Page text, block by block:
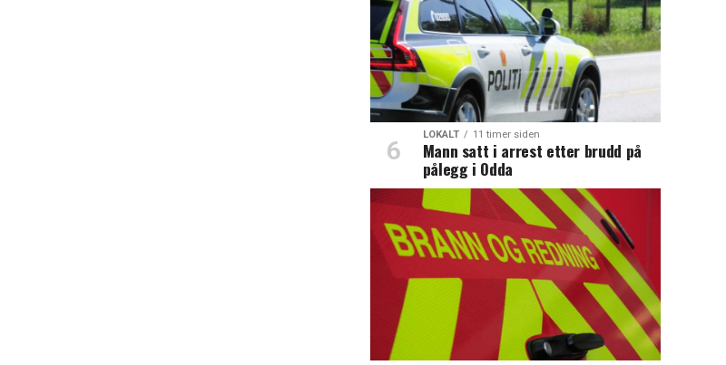
LOKALT 11 timer siden
Mann satt i arrest etter brudd på
pålegg i Odda